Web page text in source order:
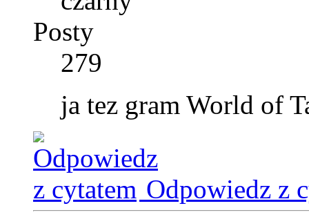
Posty
279
ja tez gram World of
Odpowiedz z